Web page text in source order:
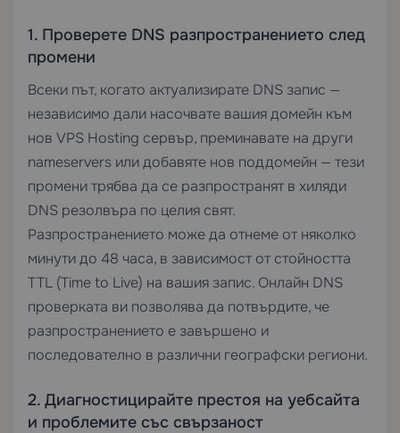
1. Проверете DNS разпространението след
промени
Всеки път, когато актуализирате DNS запис —
независимо дали насочвате вашия домейн към
нов VPS Hosting сервър, преминавате на други
nameservers или добавяте нов поддомейн — тези
промени трябва да се разпространят в хиляди
DNS резолвъра по целия свят.
Разпространението може да отнеме от няколко
минути до 48 часа, в зависимост от стойността
TTL (Time to Live) на вашия запис. Онлайн DNS
проверката ви позволява да потвърдите, че
разпространението е завършено и
последователно в различни географски региони.
2. Диагностицирайте престоя на уебсайта
и проблемите със свързаност